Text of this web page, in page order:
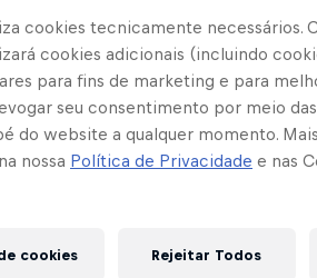
cookies tecnicamente necessários.
cookies adicionais (incluindo
para fins de marketing e para
seu consentimento por meio
do website a qualquer momento.
nossa Política de Privacidade e nas
cookies Rejeitar Todos